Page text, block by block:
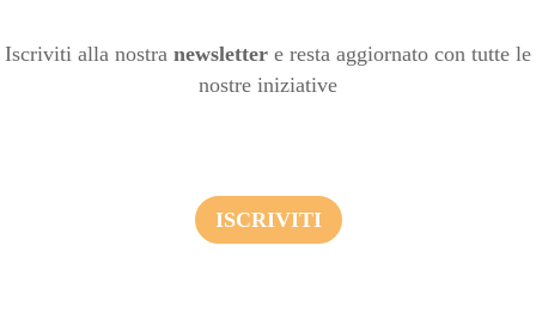
Iscriviti alla nostra newsletter e resta aggiornato con tutte le
nostre iniziative
ISCRIVITI